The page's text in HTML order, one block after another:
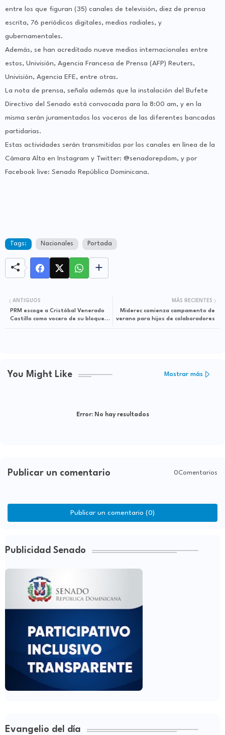
entre los que figuran (35) canales de televisión, diez de prensa
escrita, 76 periódicos digitales, medios radiales, y
gubernamentales.
Además, se han acreditado nueve medios internacionales entre
estos, Univisión, Agencia Francesa de Prensa (AFP) Reuters,
Univisión, Agencia EFE, entre otras.
La nota de prensa, señala además que la instalación del Bufete
Directivo del Senado está convocada para la 8:00 am, y en la
misma serán juramentados los voceros de las diferentes bancadas
partidarias.
Estas actividades serán transmitidas por los canales en línea de la
Cámara Alta en Instagram y Twitter: @senadorepdom, y por
Facebook live: Senado República Dominicana.
Tags: Nacionales Portada
MÁS RECIENTES
Miderec comienza campamento de
verano para hijos de colaboradores
ANTIGUOS
PRM escoge a Cristóbal Venerado
Castillo como vocero de su bloque
You Might Like Mostrar más
Error:No hay resultados
Publicar un comentario 0Comentarios
Publicar un comentario (0)
Publicidad Senado
Evangelio del día